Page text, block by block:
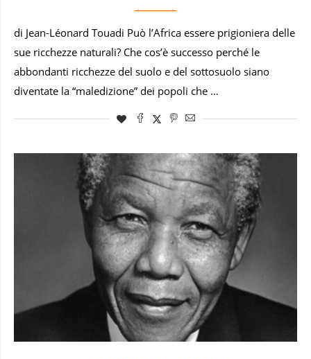
di Jean-Léonard Touadi Può l’Africa essere prigioniera delle
sue ricchezze naturali? Che cos’è successo perché le
abbondanti ricchezze del suolo e del sottosuolo siano
diventate la “maledizione” dei popoli che …